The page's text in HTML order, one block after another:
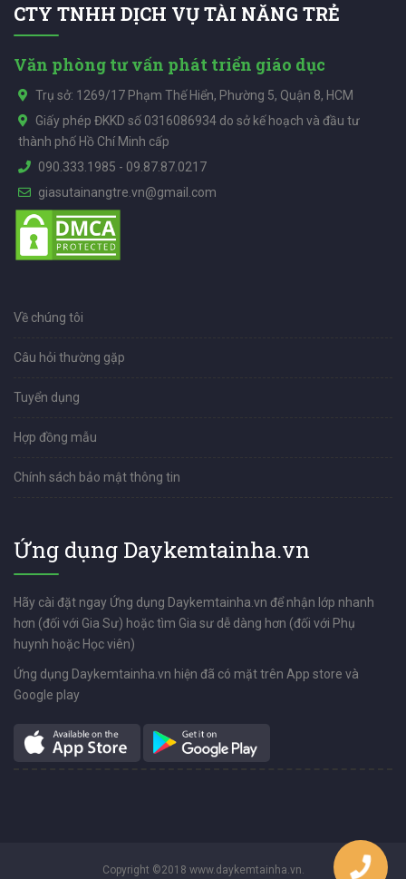
CTY TNHH DỊCH VỤ TÀI NĂNG TRẺ
Văn phòng tư vấn phát triển giáo dục
Trụ sở: 1269/17 Phạm Thế Hiển, Phường 5, Quận 8, HCM
Giấy phép ĐKKD số 0316086934 do sở kế hoạch và đầu tư
thành phố Hồ Chí Minh cấp
090.333.1985 - 09.87.87.0217
giasutainangtre.vn@gmail.com
Về chúng tôi
Câu hỏi thường gặp
Tuyển dụng
Hợp đồng mẫu
Chính sách bảo mật thông tin
Ứng dụng Daykemtainha.vn
Hãy cài đặt ngay Ứng dụng Daykemtainha.vn để nhận lớp nhanh
hơn (đối với Gia Sư) hoặc tìm Gia sư dễ dàng hơn (đối với Phụ
huynh hoặc Học viên)
Ứng dụng Daykemtainha.vn hiện đã có mặt trên App store và
Google play
Copyright ©2018 www.daykemtainha.vn.